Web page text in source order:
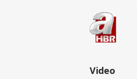
Video